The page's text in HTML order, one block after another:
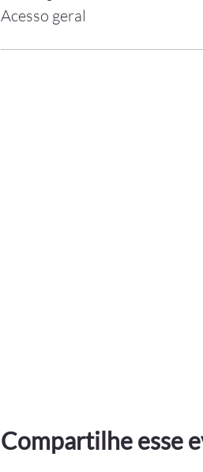
Acesso geral
Compartilhe esse